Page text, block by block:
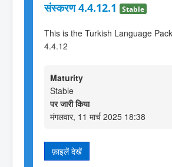
संस्करण 4.4.12.1 Stable
This is the Turkish Language
4.4.12
Maturity
Stable
पर जारी किया
मंगलवार, 11 मार्च 2025 18:38
फ़ाइलें देखें